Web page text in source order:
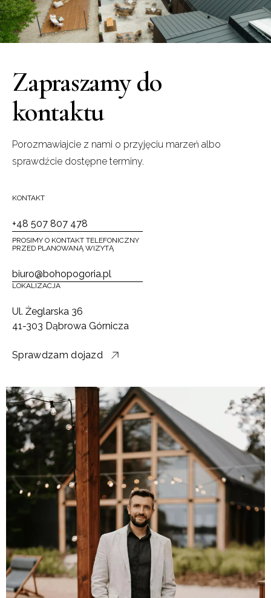
Zapraszamy do
kontaktu
Porozmawiajcie z nami o przyjęciu marzeń albo
sprawdźcie dostępne terminy.
KONTAKT
+48 507 807 478
PROSIMY O KONTAKT TELEFONICZNY
PRZED PLANOWANĄ WIZYTĄ
biuro@bohopogoria.pl
LOKALIZACJA
Ul. Żeglarska 36
41-303 Dąbrowa Górnicza
Sprawdzam dojazd